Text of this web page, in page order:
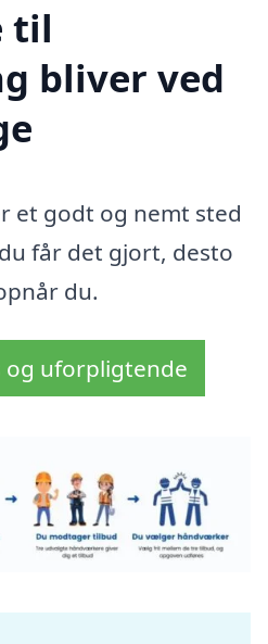
til
bliver ved
et godt og nemt sted
får det gjort, desto
du.
og uforpligtende